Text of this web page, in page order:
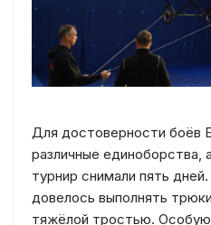
Для достоверности боёв
различные единоборства,
турнир снимали пять
довелось выполнять
тяжёлой тростью.